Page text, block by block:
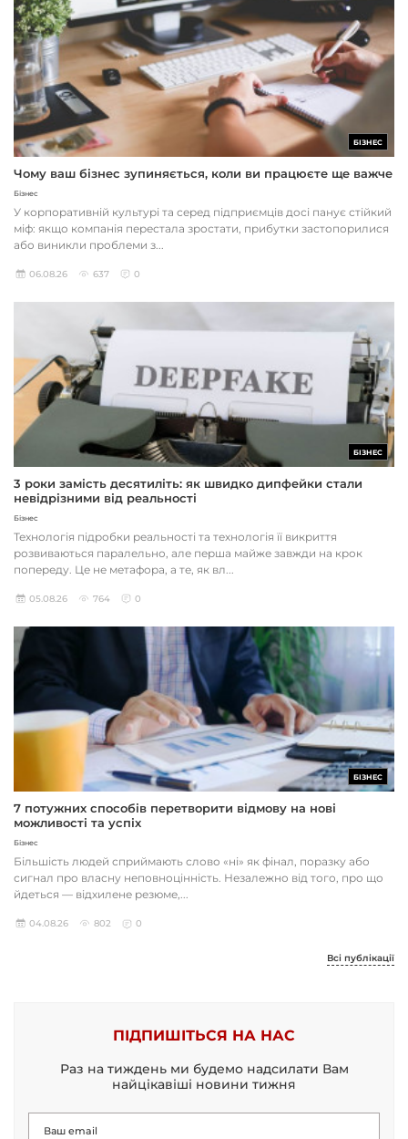
БІЗНЕС
Чому ваш бізнес зупиняється, коли ви працюєте ще важче
Бізнес
У корпоративній культурі та серед підприємців досі панує стійкий
міф: якщо компанія перестала зростати, прибутки застопорилися
або виникли проблеми з...
06.08.26 637 0
БІЗНЕС
3 роки замість десятиліть: як швидко дипфейки стали
невідрізними від реальності
Бізнес
Технологія підробки реальності та технологія її викриття
розвиваються паралельно, але перша майже завжди на крок
попереду. Це не метафора, а те, як вл...
05.08.26 764 0
БІЗНЕС
7 потужних способів перетворити відмову на нові
можливості та успіх
Бізнес
Більшість людей сприймають слово «ні» як фінал, поразку або
сигнал про власну неповноцінність. Незалежно від того, про що
йдеться — відхилене резюме,...
04.08.26 802 0
Всі публікації
ПІДПИШІТЬСЯ НА НАС
Раз на тиждень ми будемо надсилати Вам
найцікавіші новини тижня